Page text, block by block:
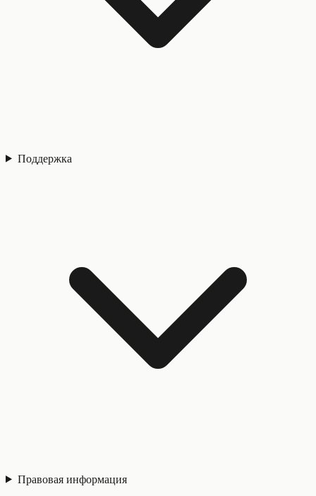
Поддержка
Правовая информация